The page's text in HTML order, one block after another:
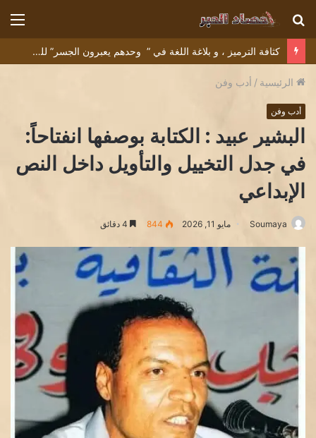
بحث
عن
كثافة الترميز ، و بلاغة اللغة في ” وحدهم يعبرون الجسر” للشاعر التونسي البشير عبيد
الرئيسية / أدب وفن
أدب وفن
البشير عبيد : الكتابة بوصفها انفتاحاً:
في جدل التخييل والتأويل داخل النص
الإبداعي
Soumaya مايو 11, 2026 844